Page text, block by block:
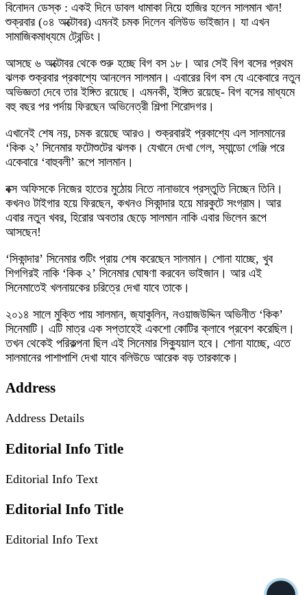
বিনোদন ডেস্ক : একই দিনে ডাবল ধামাকা নিয়ে হাজির হলেন সালমান খান!
শুক্রবার (০৪ অক্টোবর) এমনই চমক দিলেন বলিউড ভাইজান। যা এখন
সামাজিকমাধ্যমে ট্রেন্ডিং।
আসছে ৬ অক্টোবর থেকে শুরু হচ্ছে বিগ বস ১৮। আর সেই বিগ বসের প্রথম
ঝলক শুক্রবার প্রকাশ্যে আনলেন সালমান। এবারের বিগ বস যে একেবারে নতুন
অভিজ্ঞতা দেবে তার ইঙ্গিত রয়েছে। এমনকী, ইঙ্গিত রয়েছে- বিগ বসের মাধ্যমে
বহু বছর পর পর্দায় ফিরছেন অভিনেত্রী শিল্পা শিরোদগর।
এখানেই শেষ নয়, চমক রয়েছে আরও। শুক্রবারই প্রকাশ্যে এল সালমানের
‘কিক ২’ সিনেমার ফটোশুটের ঝলক। যেখানে দেখা গেল, স্যান্ডো গেঞ্জি পরে
একেবারে ‘বাহুবলী’ রূপে সালমান।
বক্স অফিসকে নিজের হাতের মুঠোয় নিতে নানাভাবে প্রস্তুতি নিচ্ছেন তিনি।
কখনও টাইগার হয়ে ফিরছেন, কখনও সিকান্দার হয়ে মারকুটে সংগ্রাম। আর
এবার নতুন খবর, হিরোর অবতার ছেড়ে সালমান নাকি এবার ভিলেন রূপে
আসছেন!
‘সিকান্দার’ সিনেমার শুটিং প্রায় শেষ করেছেন সালমান। শোনা যাচ্ছে, খুব
শিগগিরই নাকি ‘কিক ২’ সিনেমার ঘোষণা করবেন ভাইজান। আর এই
সিনেমাতেই খলনায়কের চরিত্রে দেখা যাবে তাকে।
২০১৪ সালে মুক্তি পায় সালমান, জ্যাকুলিন, নওয়াজউদ্দিন অভিনীত ‘কিক’
সিনেমাটি। এটি মাত্র এক সপ্তাহেই একশো কোটির ক্লাবে প্রবেশ করেছিল।
তখন থেকেই পরিকল্পনা ছিল এই সিনেমার সিক্যুয়াল হবে। শোনা যাচ্ছে, এতে
সালমানের পাশাপাশি দেখা যাবে বলিউডে আরেক বড় তারকাকে।
Address
Address Details
Editorial Info Title
Editorial Info Text
Editorial Info Title
Editorial Info Text